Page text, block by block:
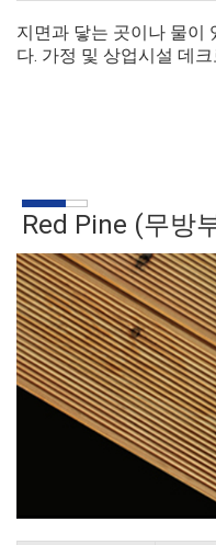
지면과 닿는 곳이나 물이
다. 가정 및 상업시설 데
Red Pine (무방